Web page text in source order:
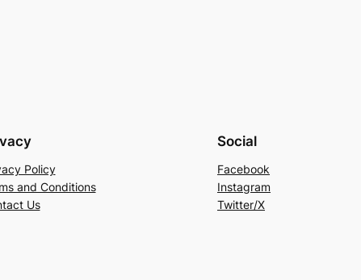
Policy
and Conditions
Us
Social
Facebook
Instagram
Twitter/X